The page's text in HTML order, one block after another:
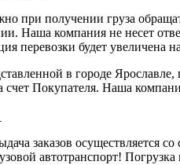
при получении груза
Наша компания не несет
перевозки будет увеличена
в городе
Покупателя. Наша
заказов осуществляется
автотранспорт!